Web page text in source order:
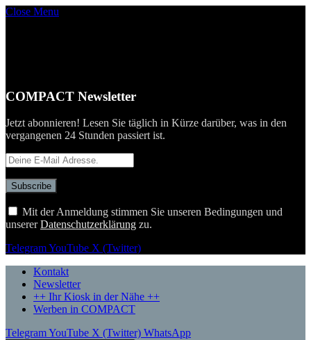
Close Menu
COMPACT Newsletter
Jetzt abonnieren! Lesen Sie täglich in Kürze darüber, was in den
vergangenen 24 Stunden passiert ist.
Mit der Anmeldung stimmen Sie unseren Bedingungen und
unsererDatenschutzerklärung zu.
TelegramYouTube X (Twitter)
Kontakt
Newsletter
++ Ihr Kiosk in der Nähe ++
Werben in COMPACT
TelegramYouTube X (Twitter) WhatsApp